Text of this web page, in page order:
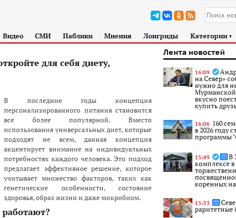
Видео СМИ Паблики Мнения Лонгриды Категории ►
для себя диету,
В последние годы концепция
персонализированного питания становится
все более популярной. Вместо
использования универсальных диет, которые
подходят не всем, данная концепция
акцентирует внимание на индивидуальных
потребностях каждого человека. Это подход
предлагает эффективное решение, которое
учитывает множество факторов, таких как
генетические особенности, состояние
здоровья, образ жизни и даже микробиом.
Лента новостей
16:09
на Север»
нужно для
Мурманской
вкусно
купить
16:06 160
в 2026 году
программы
15:49 В
комплексе
коренных
15:33